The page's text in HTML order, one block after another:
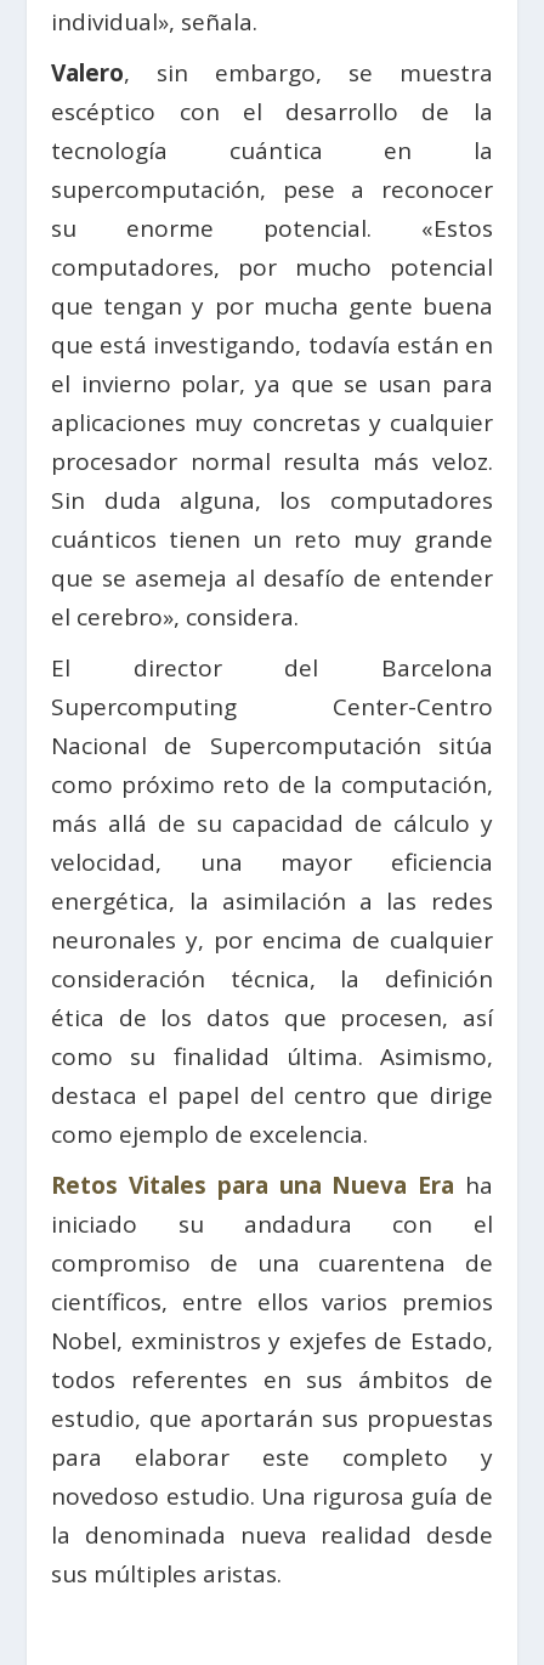
individual», señala.
Valero, sin embargo, se muestra
escéptico con el desarrollo de la
tecnología cuántica en la
supercomputación, pese a reconocer
su enorme potencial. «Estos
computadores, por mucho potencial
que tengan y por mucha gente buena
que está investigando, todavía están en
el invierno polar, ya que se usan para
aplicaciones muy concretas y cualquier
procesador normal resulta más veloz.
Sin duda alguna, los computadores
cuánticos tienen un reto muy grande
que se asemeja al desafío de entender
el cerebro», considera.
El director del Barcelona
Supercomputing Center-Centro
Nacional de Supercomputación sitúa
como próximo reto de la computación,
más allá de su capacidad de cálculo y
velocidad, una mayor eficiencia
energética, la asimilación a las redes
neuronales y, por encima de cualquier
consideración técnica, la definición
ética de los datos que procesen, así
como su finalidad última. Asimismo,
destaca el papel del centro que dirige
como ejemplo de excelencia.
Retos Vitales para una Nueva Era ha
iniciado su andadura con el
compromiso de una cuarentena de
científicos, entre ellos varios premios
Nobel, exministros y exjefes de Estado,
todos referentes en sus ámbitos de
estudio, que aportarán sus propuestas
para elaborar este completo y
novedoso estudio. Una rigurosa guía de
la denominada nueva realidad desde
sus múltiples aristas.